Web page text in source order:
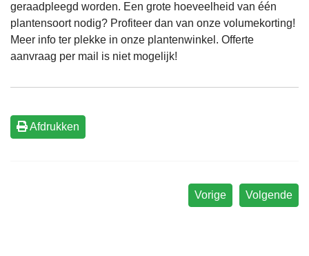
geraadpleegd worden. Een grote hoeveelheid van één
plantensoort nodig? Profiteer dan van onze volumekorting!
Meer info ter plekke in onze plantenwinkel. Offerte
aanvraag per mail is niet mogelijk!
Afdrukken
Volgende
Vorige